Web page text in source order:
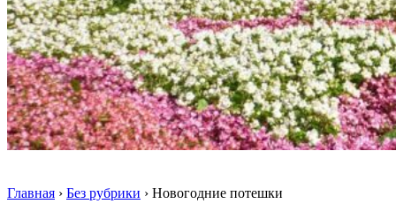
Главная › Без рубрики › Новогодние потешки